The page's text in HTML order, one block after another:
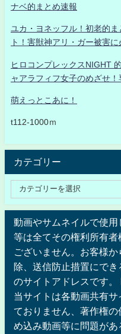
ナベ的まとめ速報
ユカ・ヨネッフル！初老的
ト！害獣神アリ・ガー被害
ヒロコンプレックスNIGHT
ャアラフィフ女子のめざせ
萌えっとこあに！
t112-1000ｍ
カテゴリー
動画やサムネイルで使
等は全てその権利所有
ございません。お客様
除、送信防止措置にで
のサイトアドレスです。
当サイトは各動画共有
ておりません、著作権
め込み動画等に問題が